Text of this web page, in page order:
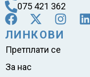
075 421 362
ЛИНКОВИ
Претплати се
За нас